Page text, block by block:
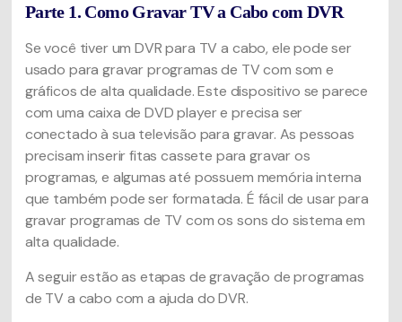
Parte 1. Como Gravar TV a Cabo com DVR
Se você tiver um DVR para TV a cabo, ele pode ser
usado para gravar programas de TV com som e
gráficos de alta qualidade. Este dispositivo se parece
com uma caixa de DVD player e precisa ser
conectado à sua televisão para gravar. As pessoas
precisam inserir fitas cassete para gravar os
programas, e algumas até possuem memória interna
que também pode ser formatada. É fácil de usar para
gravar programas de TV com os sons do sistema em
alta qualidade.
A seguir estão as etapas de gravação de programas
de TV a cabo com a ajuda do DVR.